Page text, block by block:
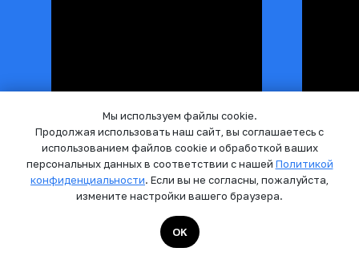
Мы используем файлы cookie.
Продолжая использовать наш сайт, вы соглашаетесь с
использованием файлов cookie и обработкой ваших
персональных данных в соответствии с нашей Политикой
конфиденциальности. Если вы не согласны, пожалуйста,
измените настройки вашего браузера.
OK